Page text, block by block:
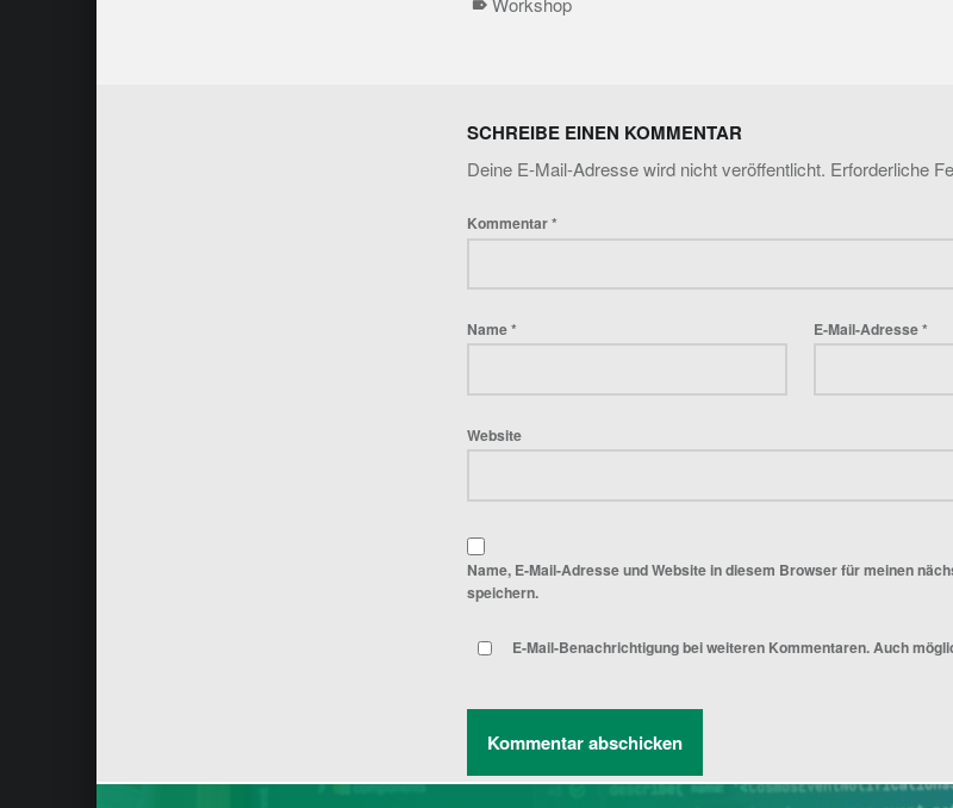
SCHREIBE EINEN KOMMENTAR
Deine E-Mail-Adresse wird nicht veröffentlicht. Erforderliche
Kommentar*
Name* E-Mail-Adresse*
Website
Name, E-Mail-Adresse und Website in diesem Browser für meinen
speichern.
E-Mail-Benachrichtigung bei weiteren Kommentaren. Auch
Post navigation